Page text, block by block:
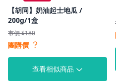
【胡同】奶油起士地瓜 /
200g/1盒
市價 $180
團購價 ？
查看相似商品